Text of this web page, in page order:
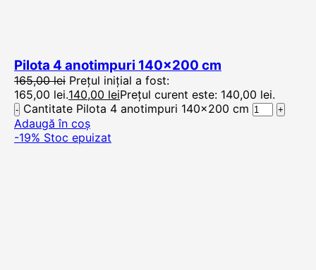
Pilota 4 anotimpuri 140×200 cm
165,00lei Prețul inițial a fost:
165,00 lei.140,00 leiPrețul curent este: 140,00 lei.
Cantitate Pilota 4 anotimpuri 140x200 cm
Adaugă în coș
-19% Stoc epuizat